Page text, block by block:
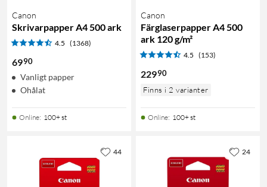
Canon
Skrivarpapper A4 500 ark
4.5 (1368)
6990
Vanligt papper
Ohålat
Online: 100+ st
Canon
Färglaserpapper A4 500
ark 120 g/m²
4.5 (153)
22990
Finns i 2 varianter
Online: 100+ st
44 24